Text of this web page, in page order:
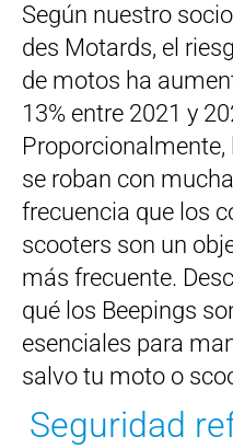
Según nuestro
des Motards, el
de motos ha
13% entre 2021 y
se roban con
frecuencia que los
scooters son un
más frecuente.
qué los Beepings
esenciales para
salvo tu moto o
Seguridad